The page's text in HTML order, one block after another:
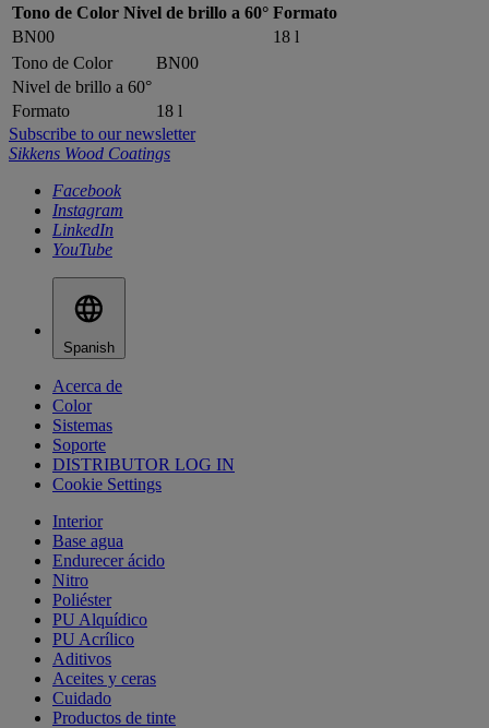
Tono de Color Nivel de brillo a 60° Formato
BN00
18 l
Tono de Color
BN00
Nivel de brillo a 60°
Formato
18 l
Subscribe to our newsletter
Sikkens Wood Coatings
Facebook
Instagram
LinkedIn
YouTube
Spanish
Acerca de
Color
Sistemas
Soporte
DISTRIBUTOR LOG IN
Cookie Settings
Interior
Base agua
Endurecer ácido
Nitro
Poliéster
PU Alquídico
PU Acrílico
Aditivos
Aceites y ceras
Cuidado
Productos de tinte